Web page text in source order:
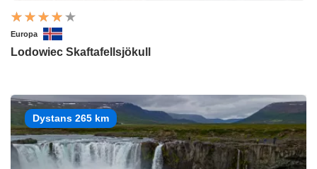
Europa
Lodowiec Skaftafellsjökull
Dystans 265 km